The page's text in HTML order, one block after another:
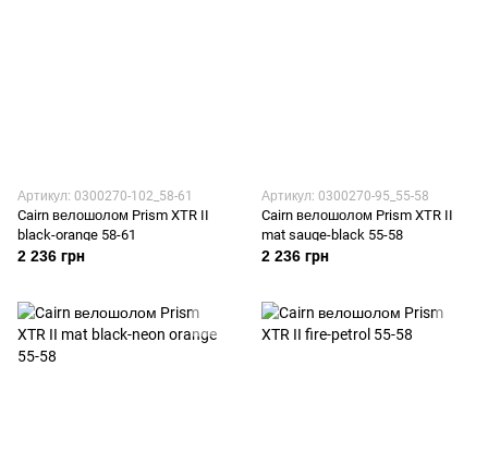
Артикул: 0300270-102_58-61
Cairn велошолом Prism XTR II
black-orange 58-61
2 236 грн
Артикул: 0300270-95_55-58
Cairn велошолом Prism XTR II
mat sauge-black 55-58
2 236 грн